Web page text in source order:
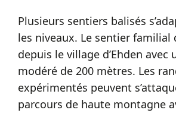
Plusieurs sentiers balisés
les niveaux. Le sentier familial
depuis le village d’Ehden avec
modéré de 200 mètres. Les
expérimentés peuvent
parcours de haute montagne